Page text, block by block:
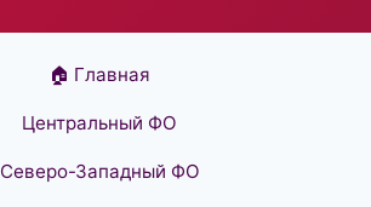
🏠 Главная
Центральный ФО
Северо-Западный ФО